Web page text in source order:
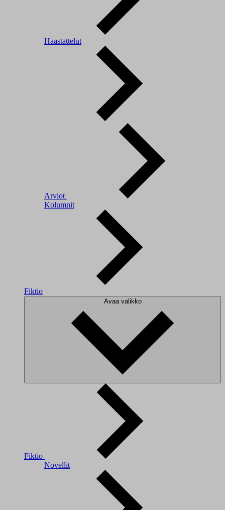
Haastattelut
Arviot
Kolumnit
Fiktio
Avaa valikko
Fiktio
Novellit